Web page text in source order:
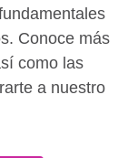
Conoce más
como las
a nuestro